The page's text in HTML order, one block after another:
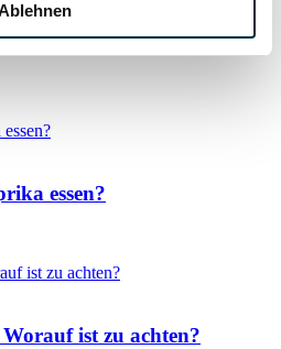
essen?
ist zu achten?